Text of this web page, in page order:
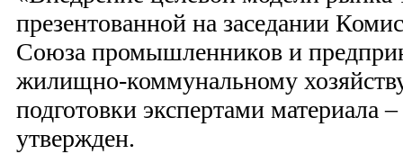
презентованной на заседании
Союза промышленников и
жилищно-коммунальному
подготовки экспертами материала
утвержден.